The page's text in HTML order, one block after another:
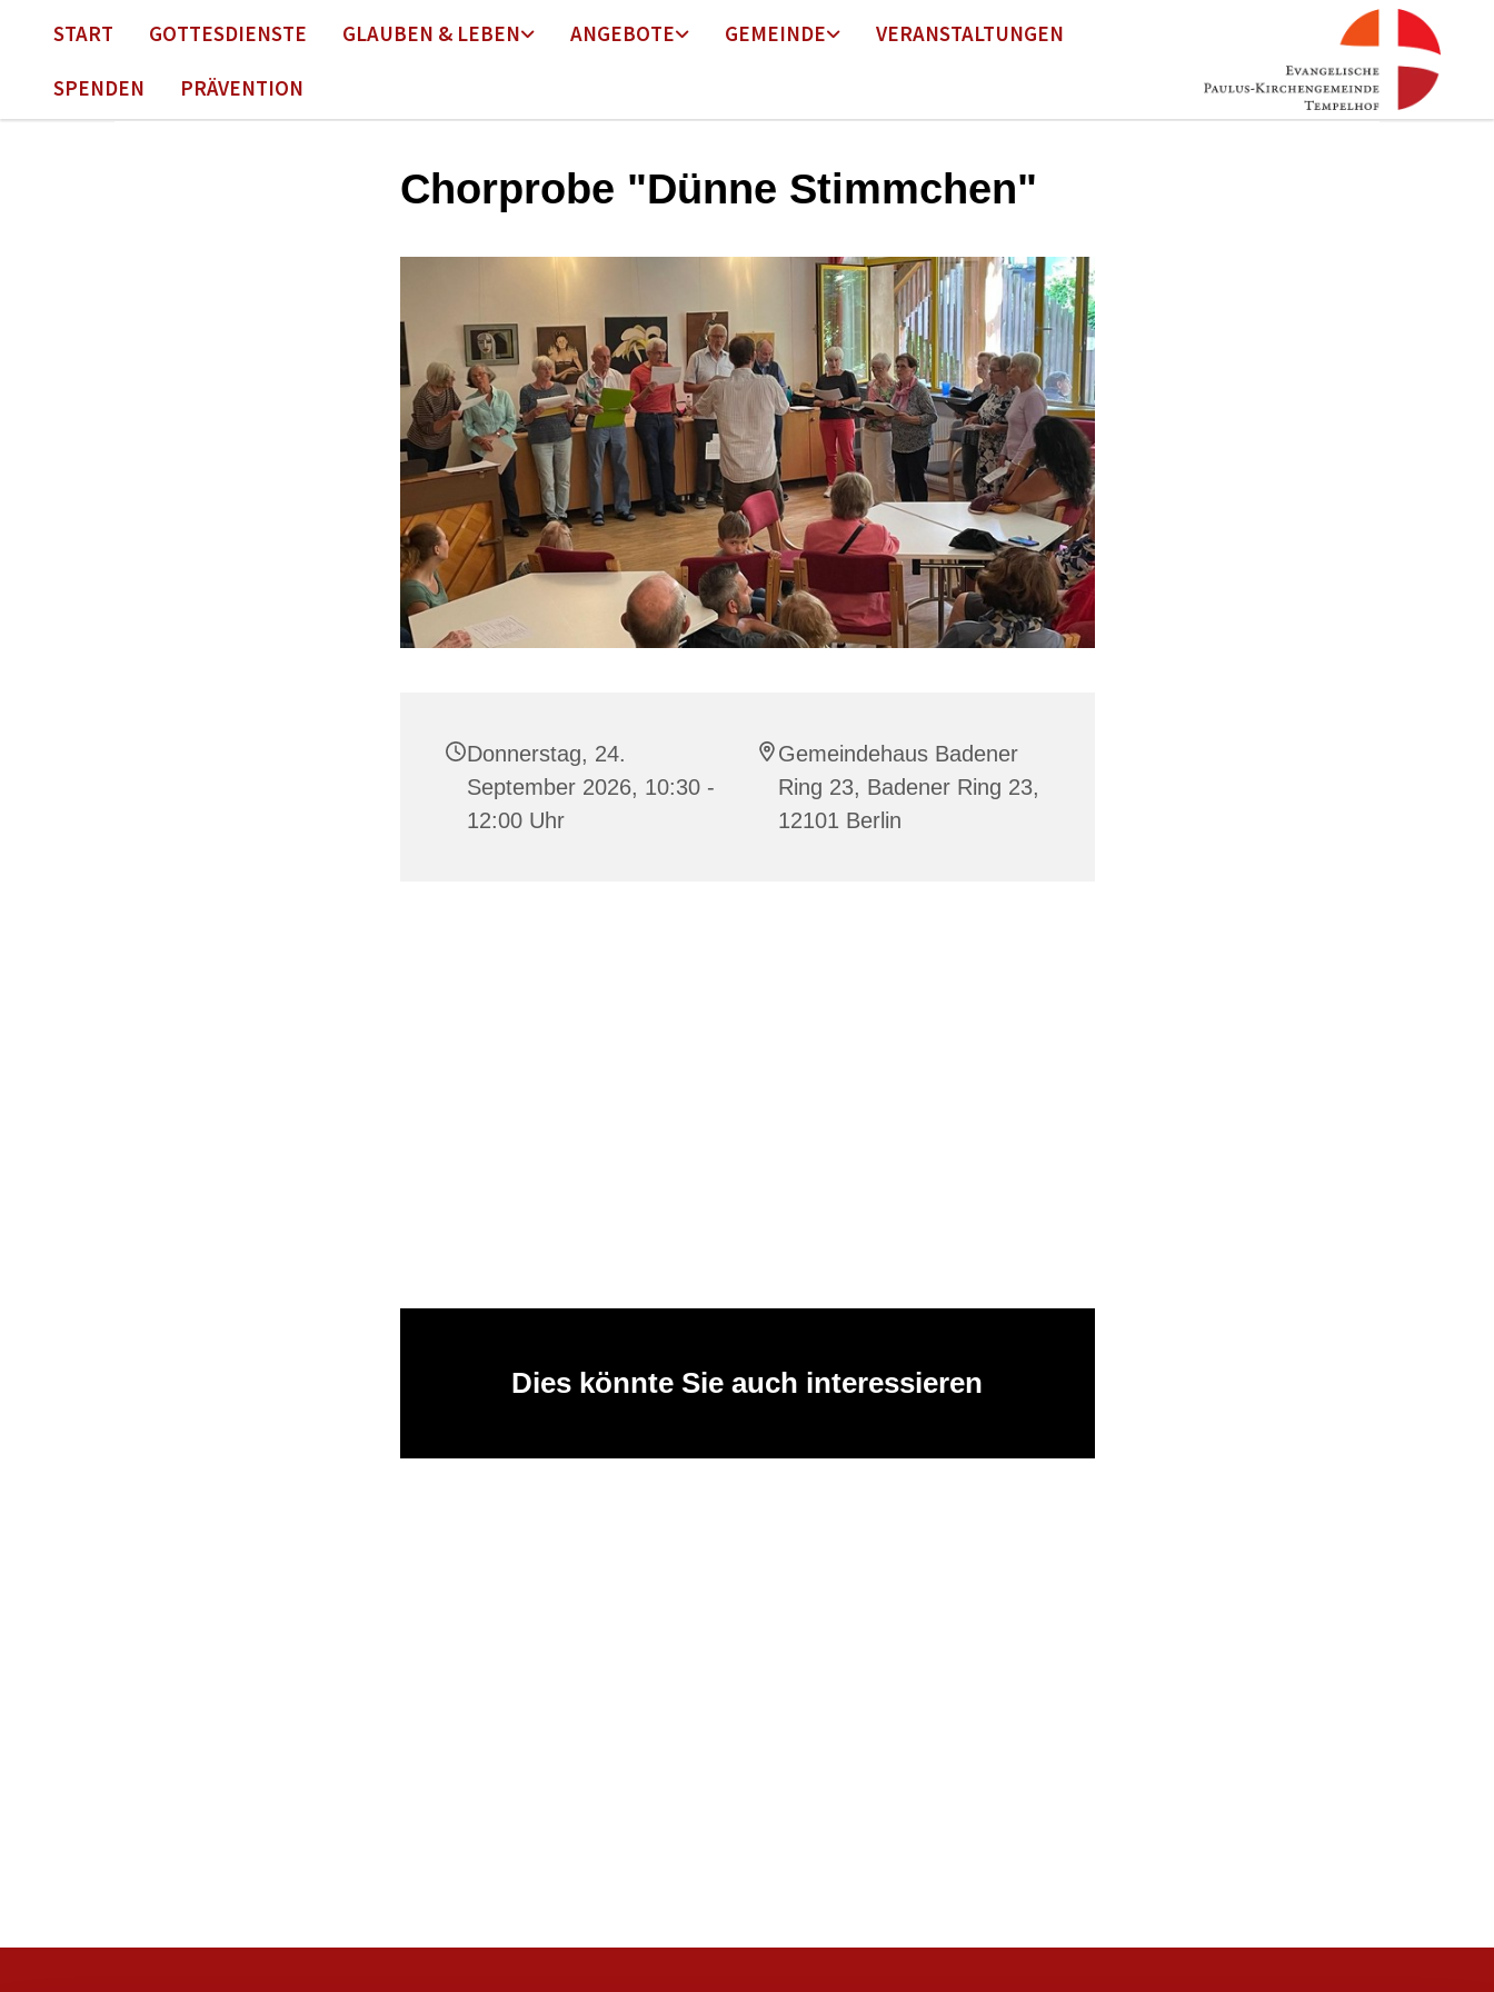
START GOTTESDIENSTE GLAUBEN & LEBEN ANGEBOTE GEMEINDE VERANSTALTUNGEN
SPENDEN PRÄVENTION
Chorprobe "Dünne Stimmchen"
Donnerstag, 24.
September 2026, 10:30 -
12:00 Uhr
Gemeindehaus Badener
Ring 23, Badener Ring 23,
12101 Berlin
Dies könnte Sie auch interessieren